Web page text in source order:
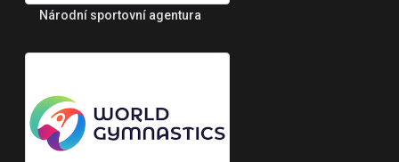
Národní sportovní agentura